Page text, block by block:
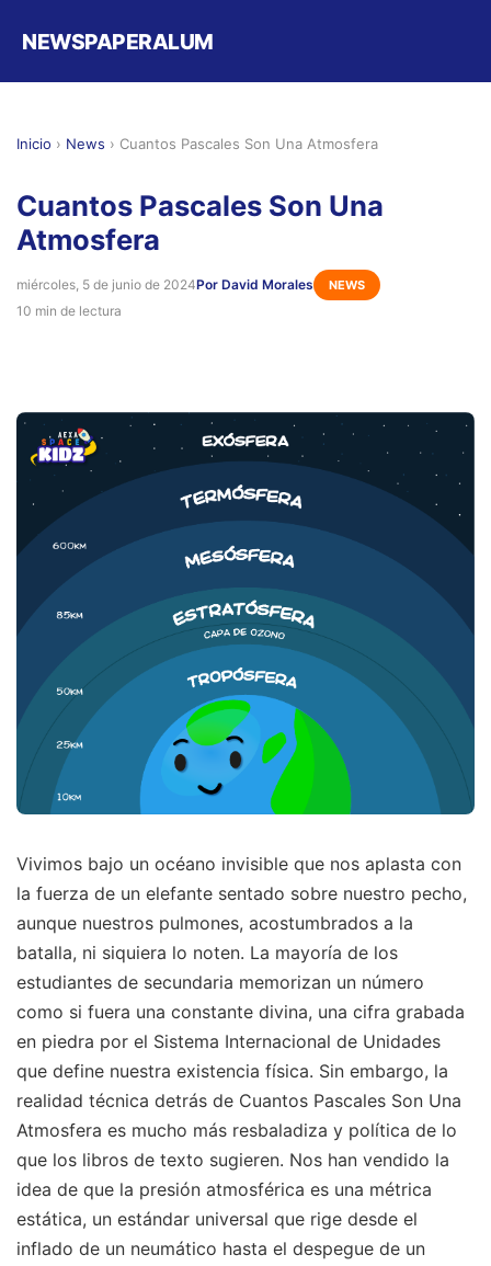
NEWSPAPERALUM
Inicio › News › Cuantos Pascales Son Una Atmosfera
Cuantos Pascales Son Una
Atmosfera
miércoles, 5 de junio de 2024Por David Morales NEWS
10 min de lectura
Vivimos bajo un océano invisible que nos aplasta con
la fuerza de un elefante sentado sobre nuestro pecho,
aunque nuestros pulmones, acostumbrados a la
batalla, ni siquiera lo noten. La mayoría de los
estudiantes de secundaria memorizan un número
como si fuera una constante divina, una cifra grabada
en piedra por el Sistema Internacional de Unidades
que define nuestra existencia física. Sin embargo, la
realidad técnica detrás de Cuantos Pascales Son Una
Atmosfera es mucho más resbaladiza y política de lo
que los libros de texto sugieren. Nos han vendido la
idea de que la presión atmosférica es una métrica
estática, un estándar universal que rige desde el
inflado de un neumático hasta el despegue de un